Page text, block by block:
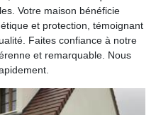
Votre maison bénéficie
et protection, témoignant
Faites confiance à notre
et remarquable. Nous